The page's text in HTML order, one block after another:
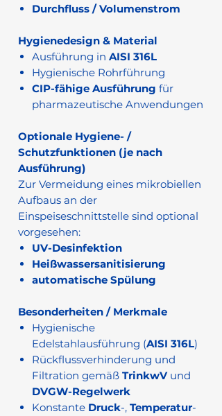
Durchfluss / Volumenstrom
Hygienedesign & Material
Ausführung in AISI 316L
Hygienische Rohrführung
CIP-fähige Ausführung für
pharmazeutische Anwendungen
Optionale Hygiene- /
Schutzfunktionen (je nach
Ausführung)
Zur Vermeidung eines mikrobiellen
Aufbaus an der
Einspeiseschnittstelle sind optional
vorgesehen:
UV-Desinfektion
Heißwassersanitisierung
automatische Spülung
Besonderheiten / Merkmale
Hygienische
Edelstahlausführung (AISI 316L)
Rückflussverhinderung und
Filtration gemäß TrinkwV und
DVGW-Regelwerk
Konstante Druck-, Temperatur-